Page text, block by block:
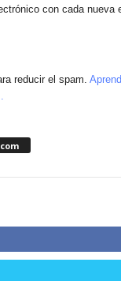
con cada nueva
reducir el spam.